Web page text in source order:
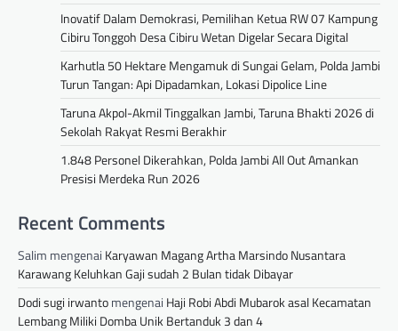
Inovatif Dalam Demokrasi, Pemilihan Ketua RW 07 Kampung
Cibiru Tonggoh Desa Cibiru Wetan Digelar Secara Digital
Karhutla 50 Hektare Mengamuk di Sungai Gelam, Polda Jambi
Turun Tangan: Api Dipadamkan, Lokasi Dipolice Line
Taruna Akpol-Akmil Tinggalkan Jambi, Taruna Bhakti 2026 di
Sekolah Rakyat Resmi Berakhir
1.848 Personel Dikerahkan, Polda Jambi All Out Amankan
Presisi Merdeka Run 2026
Recent Comments
Salim mengenai Karyawan Magang Artha Marsindo Nusantara
Karawang Keluhkan Gaji sudah 2 Bulan tidak Dibayar
Dodi sugi irwantomengenai Haji Robi Abdi Mubarok asal Kecamatan
Lembang Miliki Domba Unik Bertanduk 3 dan 4